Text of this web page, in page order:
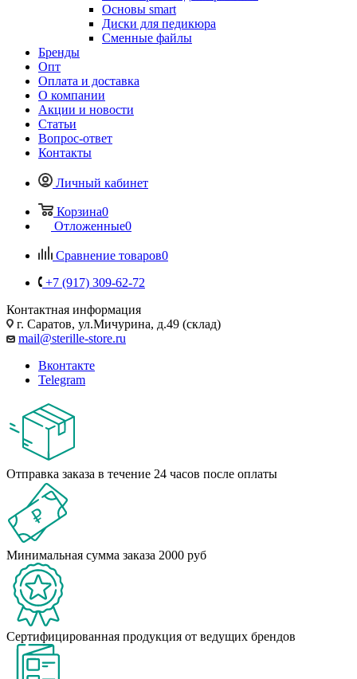
Основы smart
Диски для педикюра
Сменные файлы
Бренды
Опт
Оплата и доставка
О компании
Акции и новости
Статьи
Вопрос-ответ
Контакты
Личный кабинет
Корзина0
Отложенные0
Сравнение товаров0
+7 (917) 309-62-72
Контактная информация
г. Саратов, ул.Мичурина, д.49 (склад)
mail@sterille-store.ru
Вконтакте
Telegram
Отправка заказа в течение 24 часов после оплаты
Минимальная сумма заказа 2000 руб
Сертифицированная продукция от ведущих брендов